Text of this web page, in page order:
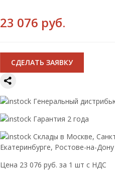
23 076 руб.
CДЕЛАТЬ ЗАЯВКУ
Генеральный
Гарантия 2 года
Склады в Москве,
Екатеринбурге, Ростове-на-Дону
Цена 23 076 руб. за 1 шт с НДС